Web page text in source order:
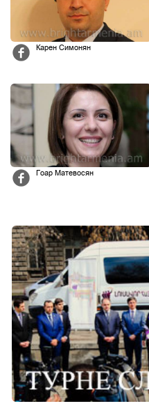
Карен Симонян
Гоар Матевосян